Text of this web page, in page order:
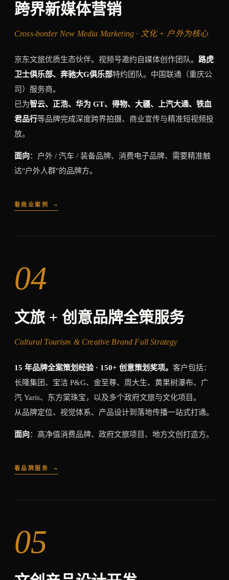
跨界新媒体营销
Cross-border New Media Marketing · 文化 + 户外为核心
京东文旅优质生态伙伴。视频号邀约自媒体创作团队。 路虎
卫士俱乐部、奔驰大G俱乐部特约团队。中国联通（重庆公
司）服务商。
已为智云、正浩、华为 GT、得物、大疆、上汽大通、铁血
君品行等品牌完成深度跨界拍摄、商业宣传与精准短视频投
放。
面向：户外 / 汽车 / 装备品牌、消费电子品牌、需要精准触
达"户外人群"的品牌方。
看商业案例 →
04
文旅 + 创意品牌全策服务
Cultural Tourism & Creative Brand Full Strategy
15 年品牌全案策划经验 · 150+ 创意策划奖项。 客户包括：
长隆集团、宝洁 P&G、金至尊、周大生、黄果树瀑布、广
汽 Yaris、东方棠珠宝，以及多个政府文旅与文化项目。
从品牌定位、视觉体系、产品设计到落地传播一站式打通。
面向：高净值消费品牌、政府文旅项目、地方文创打造方。
看品牌服务 →
05